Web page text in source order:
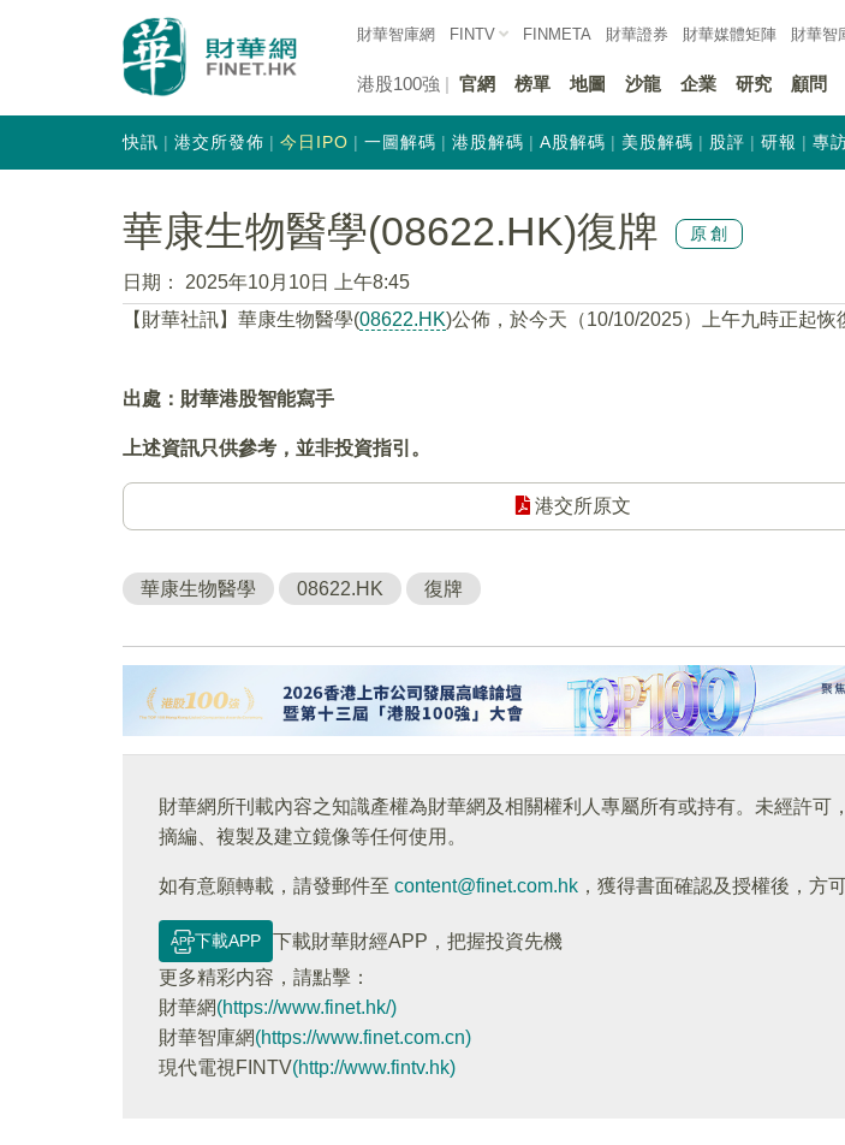
財華智庫網 FINTV FINMETA 財華證券 財華媒體矩陣 財華智
港股100強 官網 榜單 地圖 沙龍 企業 研究 顧問
快訊 港交所發佈 今日IPO 一圖解碼 港股解碼 A股解碼 美股解碼 股評 研報 專
華康生物醫學(08622.HK)復牌 原創
日期：
2025年10月10日 上午8:45
【財華社訊】華康生物醫學(08622.HK)公佈，於今天（10/10/2025）上午九時正起恢
出處：財華港股智能寫手
上述資訊只供參考，並非投資指引。
港交所原文
華康生物醫學 08622.HK 復牌
財華網所刊載內容之知識產權為財華網及相關權利人專屬所有或持有。未經許可
摘編、複製及建立鏡像等任何使用。
如有意願轉載，請發郵件至 content@finet.com.hk ，獲得書面確認及授權後，方可
下載APP
下載財華財經APP，把握投資先機
更多精彩内容，請點擊：
財華網(https://www.finet.hk/)
財華智庫網(https://www.finet.com.cn)
現代電視FINTV(http://www.fintv.hk)